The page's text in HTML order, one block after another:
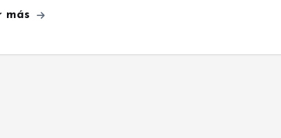
más